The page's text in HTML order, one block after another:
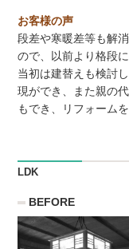
お客様の声
段差や寒暖差等も解
ので、以前より格段
当初は建替えも検討
現ができ、また親の
もでき、リフォーム
LDK
BEFORE